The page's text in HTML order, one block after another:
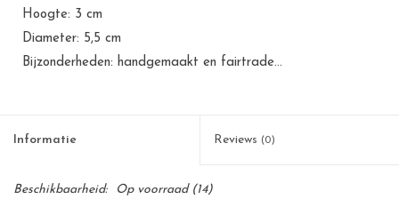
Hoogte: 3 cm
Diameter: 5,5 cm
Bijzonderheden: handgemaakt en fairtrade...
Informatie Reviews (0)
Beschikbaarheid: Op voorraad(14)